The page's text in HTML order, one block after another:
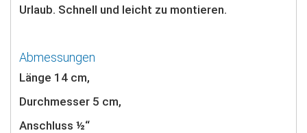
Urlaub. Schnell und leicht zu montieren.
Abmessungen
Länge 14 cm,
Durchmesser 5 cm,
Anschluss ½“